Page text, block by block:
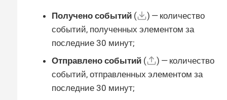
Получено событий (
) — количество
событий, полученных элементом за
последние 30 минут;
Отправлено событий (
) — количество
событий, отправленных элементом за
последние 30 минут;